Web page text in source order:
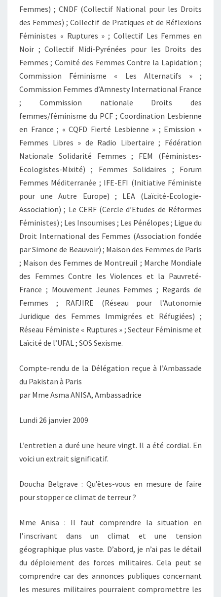
Femmes) ; CNDF (Collectif National pour les Droits
des Femmes) ; Collectif de Pratiques et de Réflexions
Féministes « Ruptures » ; Collectif Les Femmes en
Noir ; Collectif Midi-Pyrénées pour les Droits des
Femmes ; Comité des Femmes Contre la Lapidation ;
Commission Féminisme « Les Alternatifs » ;
Commission Femmes d’Amnesty International France
; Commission nationale Droits des
femmes/féminisme du PCF ; Coordination Lesbienne
en France ; « CQFD Fierté Lesbienne » ; Emission «
Femmes Libres » de Radio Libertaire ; Fédération
Nationale Solidarité Femmes ; FEM (Féministes-
Ecologistes-Mixité) ; Femmes Solidaires ; Forum
Femmes Méditerranée ; IFE-EFI (Initiative Féministe
pour une Autre Europe) ; LEA (Laïcité-Ecologie-
Association) ; Le CERF (Cercle d’Etudes de Réformes
Féministes) ; Les Insoumises ; Les Pénélopes ; Ligue du
Droit International des Femmes (Association fondée
par Simone de Beauvoir) ; Maison des Femmes de Paris
; Maison des Femmes de Montreuil ; Marche Mondiale
des Femmes Contre les Violences et la Pauvreté-
France ; Mouvement Jeunes Femmes ; Regards de
Femmes ; RAFJIRE (Réseau pour l’Autonomie
Juridique des Femmes Immigrées et Réfugiées) ;
Réseau Féministe « Ruptures » ; Secteur Féminisme et
Laïcité de l’UFAL ; SOS Sexisme.
Compte-rendu de la Délégation reçue à l’Ambassade
du Pakistan à Paris
par Mme Asma ANISA, Ambassadrice
Lundi 26 janvier 2009
L’entretien a duré une heure vingt. Il a été cordial. En
voici un extrait significatif.
Doucha Belgrave : Qu’êtes-vous en mesure de faire
pour stopper ce climat de terreur ?
Mme Anisa : Il faut comprendre la situation en
l’inscrivant dans un climat et une tension
géographique plus vaste. D’abord, je n’ai pas le détail
du déploiement des forces militaires. Cela peut se
comprendre car des annonces publiques concernant
les mesures militaires pourraient compromettre les